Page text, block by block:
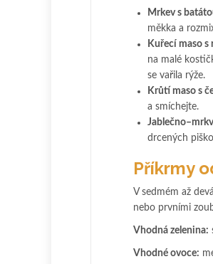
Mrkev s
měkka a
Kuřecí maso s
na malé
se vařila rýže.
Krůtí maso s
a smíchejte.
drcených
Příkrmy
V sedmém až
nebo prvními
Vhodná zelenina:
Vhodné ovoce: